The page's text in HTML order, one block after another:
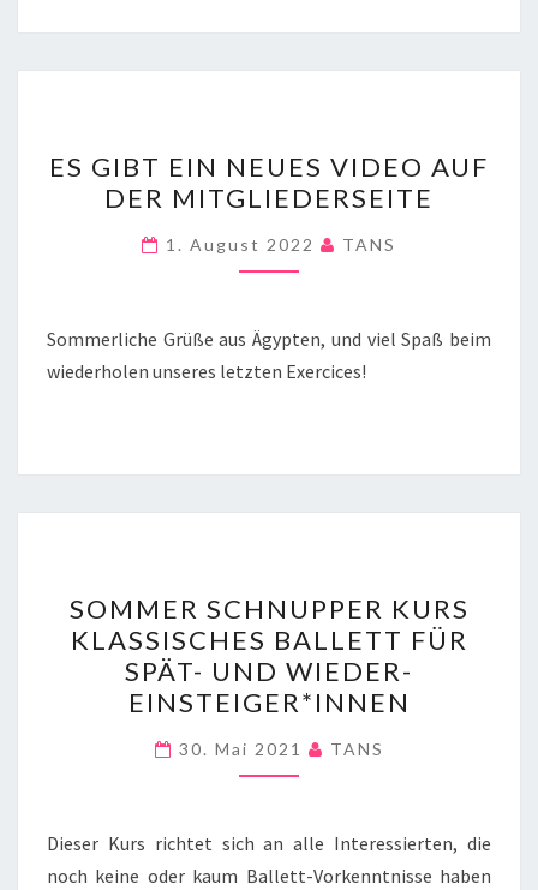
GIBT
EIN
NEUES
VIDEO
DER
MITGLIEDERSEITE
ES GIBT EIN NEUES VIDEO AUF
DER MITGLIEDERSEITE
1. August 2022 TANS
Sommerliche Grüße aus Ägypten, und viel Spaß beim
wiederholen unseres letzten Exercices!
SCHNUPPER
KURS
KLASSISCHES
BALLETT
FÜR
SPÄT-
WIEDER-
EINSTEIGER*INNEN
SOMMER SCHNUPPER KURS
KLASSISCHES BALLETT FÜR
SPÄT- UND WIEDER-
EINSTEIGER*INNEN
30. Mai 2021 TANS
Dieser Kurs richtet sich an alle Interessierten, die
noch keine oder kaum Ballett-Vorkenntnisse haben